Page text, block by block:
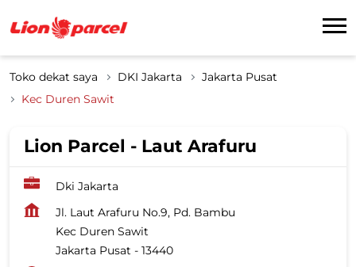
Toko dekat saya DKI Jakarta
Jakarta Pusat
Kec Duren Sawit
Lion Parcel - Laut Arafuru
Dki Jakarta
Jl. Laut Arafuru No.9, Pd. Bambu
Kec Duren Sawit
Jakarta Pusat - 13440